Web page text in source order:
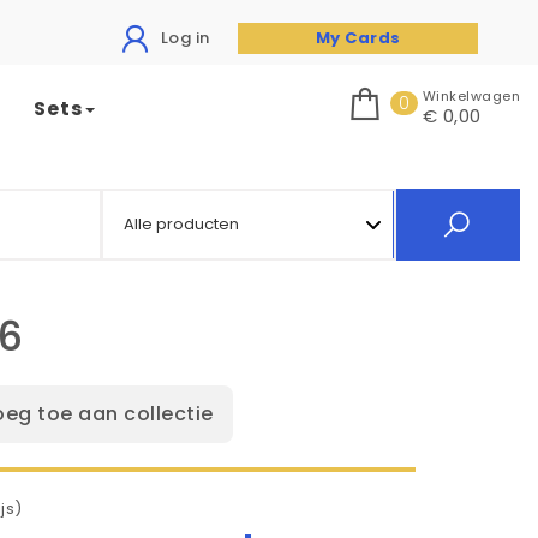
Log in My Cards
Sets 0 Winkelwagen
€ 0,00
toe aan collectie